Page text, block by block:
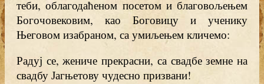
теби, облагодаћеном посетом и благовољењем
Богочовековим, као Боговицу и ученику
Његовом изабраном, са умиљењем кличемо:
Радуј се, жениче прекрасни, са свадбе земне на
свадбу Јагњетову чудесно призвани!